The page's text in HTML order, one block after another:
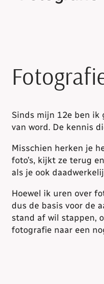
Sinds mijn 12e ben
van word. De kennis
Misschien herken je
foto’s, kijkt ze terug
als je ook
Hoewel ik uren over
dus de basis voor de
stand af wil stappen,
fotografie naar een